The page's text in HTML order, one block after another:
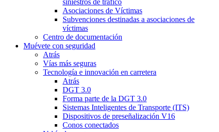
siniestros de tráfico
Asociaciones de Víctimas
Subvenciones destinadas a asociaciones de
víctimas
Centro de documentación
Muévete con seguridad
Atrás
Vías más seguras
Tecnología e innovación en carretera
Atrás
DGT 3.0
Forma parte de la DGT 3.0
Sistemas Inteligentes de Transporte (ITS)
Dispositivos de preseñalización V16
Conos conectados